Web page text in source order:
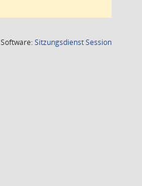
Software:SitzungsdienstSession(Wird in